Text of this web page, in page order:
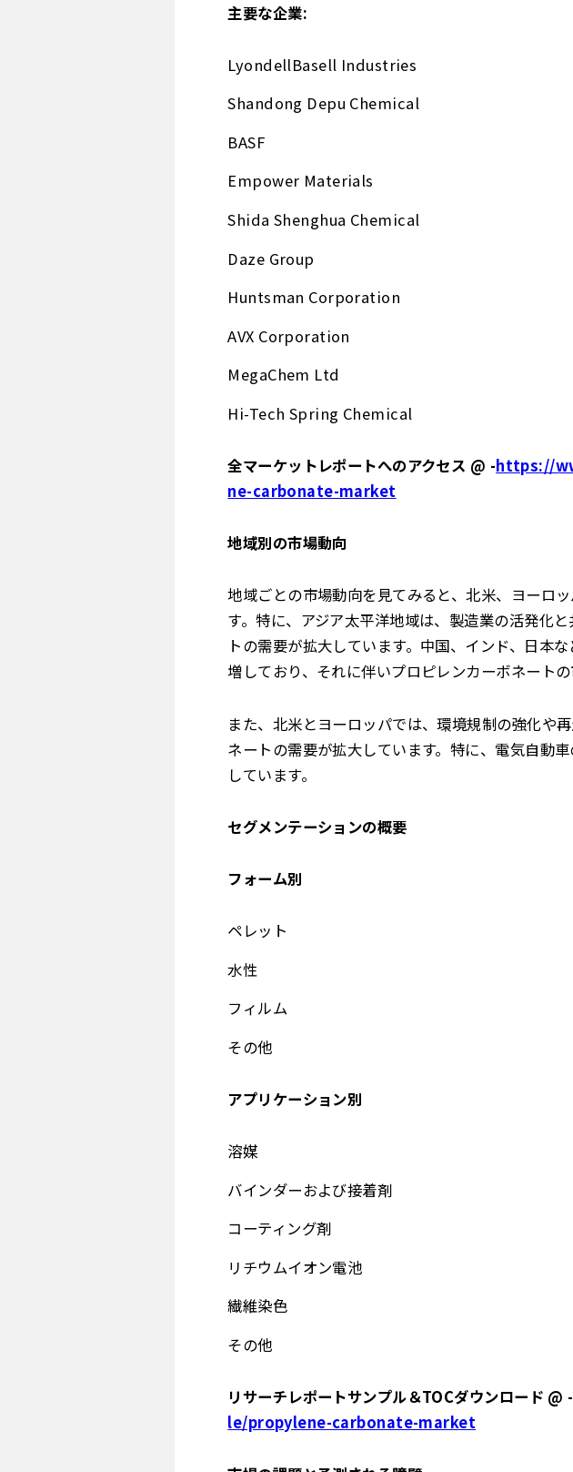
主要な企業:
LyondellBasell Industries
Shandong Depu Chemical
BASF
Empower Materials
Shida Shenghua Chemical
Daze Group
Huntsman Corporation
AVX Corporation
MegaChem Ltd
Hi-Tech Spring Chemical
全マーケットレポートへのアクセス @ -https://
ne-carbonate-market
地域別の市場動向
地域ごとの市場動向を見てみると、北米、ヨーロ
す。特に、アジア太平洋地域は、製造業の活発化
トの需要が拡大しています。中国、インド、日本
増しており、それに伴いプロピレンカーボネートの
また、北米とヨーロッパでは、環境規制の強化や
ネートの需要が拡大しています。特に、電気自動
しています。
セグメンテーションの概要
フォーム別
ペレット
水性
フィルム
その他
アプリケーション別
溶媒
バインダーおよび接着剤
コーティング剤
リチウムイオン電池
繊維染色
その他
リサーチレポートサンプル＆TOCダウンロード @ -
le/propylene-carbonate-market